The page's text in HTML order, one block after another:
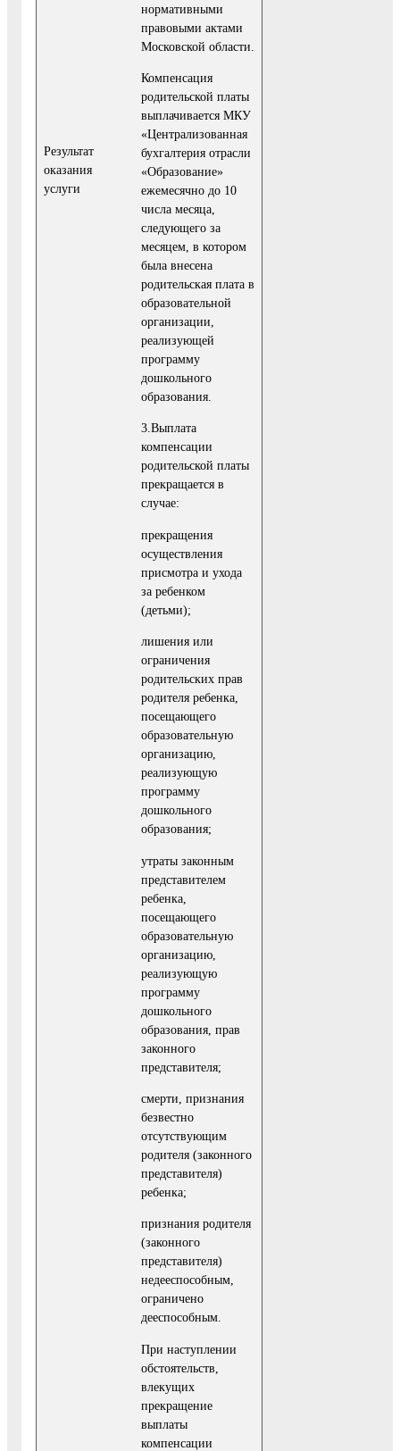
Результат
оказания
услуги
норма­тивными
правовыми актами
Московской области.
Компенсация
родительской платы
выплачивается МКУ
«Централизованная
бухгалтерия от­расли
«Образование»
ежемесячно до 10
числа месяца,
следующего за
месяцем, в котором
была внесена
родительская плата в
образовательной
организации,
реализующей
программу
дошкольно­го
образования.
3.Выплата
компенсации
родительской платы
прекращается в
случае:
прекращения
осуществления
присмотра и ухода
за ребенком
(детьми);
лишения или
ограничения
родительских прав
родителя ребенка,
посещающего
образователь­ную
организацию,
реализующую
программу
дошкольного
образования;
утраты законным
представителем
ребенка,
посещающего
образовательную
организацию,
реализующую
программу
дошкольного
образования, прав
законного
представителя;
смерти, признания
безвестно
отсутствующим
родителя (законного
представителя)
ребенка;
признания родителя
(законного
представителя)
недееспособным,
ограничено
дееспособным.
При наступлении
обстоятельств,
влекущих
прекращение
выплаты
компенсации